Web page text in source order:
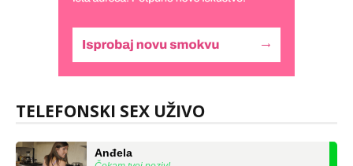
TELEFONSKI SEX UŽIVO
tel:0,93€ - mob:1,12€ min
Čekam tvoj poziv!